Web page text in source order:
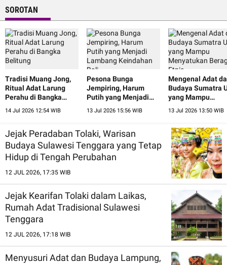
SOROTAN
Tradisi Muang Jong,
Ritual Adat Larung
Perahu di Bangka
Belitung
14 Jul 2026 12:54 WIB
Pesona Bunga
Jempiring, Harum
Putih yang Menjadi
Lambang Keindahan
13 Jul 2026 15:56 WIB
Mengenal Adat
Budaya Sumatra
yang Mampu
Menyatukan
13 Jul 2026 13:50 WIB
Jejak Peradaban Tolaki, Warisan
Budaya Sulawesi Tenggara yang Tetap
Hidup di Tengah Perubahan
12 JUL 2026, 17:35 WIB
Jejak Kearifan Tolaki dalam Laikas,
Rumah Adat Tradisional Sulawesi
Tenggara
12 JUL 2026, 17:18 WIB
Menyusuri Adat dan Budaya Lampung,